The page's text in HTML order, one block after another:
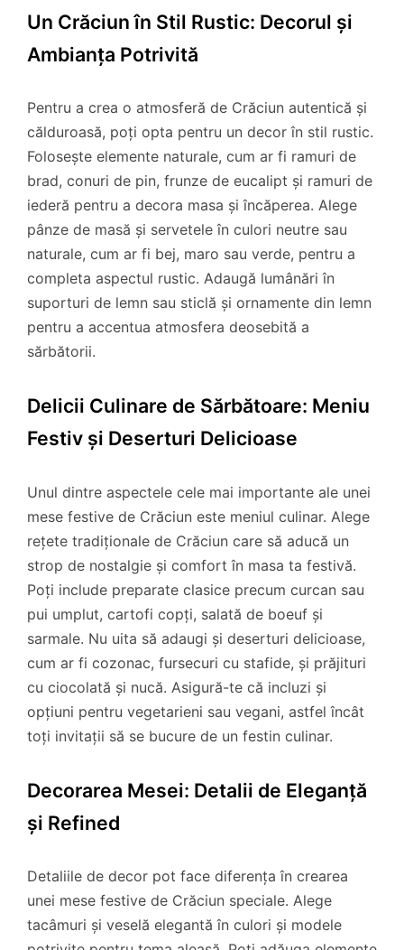
Un Crăciun în Stil Rustic: Decorul și
Ambianța Potrivită
Pentru a crea o atmosferă de Crăciun autentică și
călduroasă, poți opta pentru un decor în stil rustic.
Folosește elemente naturale, cum ar fi ramuri de
brad, conuri de pin, frunze de eucalipt și ramuri de
iederă pentru a decora masa și încăperea. Alege
pânze de masă și servetele în culori neutre sau
naturale, cum ar fi bej, maro sau verde, pentru a
completa aspectul rustic. Adaugă lumânări în
suporturi de lemn sau sticlă și ornamente din lemn
pentru a accentua atmosfera deosebită a
sărbătorii.
Delicii Culinare de Sărbătoare: Meniu
Festiv și Deserturi Delicioase
Unul dintre aspectele cele mai importante ale unei
mese festive de Crăciun este meniul culinar. Alege
rețete tradiționale de Crăciun care să aducă un
strop de nostalgie și comfort în masa ta festivă.
Poți include preparate clasice precum curcan sau
pui umplut, cartofi copți, salată de boeuf și
sarmale. Nu uita să adaugi și deserturi delicioase,
cum ar fi cozonac, fursecuri cu stafide, și prăjituri
cu ciocolată și nucă. Asigură-te că incluzi și
opțiuni pentru vegetarieni sau vegani, astfel încât
toți invitații să se bucure de un festin culinar.
Decorarea Mesei: Detalii de Eleganță
și Refined
Detaliile de decor pot face diferența în crearea
unei mese festive de Crăciun speciale. Alege
tacâmuri și veselă elegantă în culori și modele